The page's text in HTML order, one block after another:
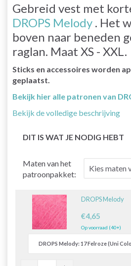
Gebreid vest met
DROPS Melody . Het
boven naar beneden
raglan. Maat XS - XXL.
Sticks en accessoires worden
geplaatst.
Bekijk hier alle patronen van
Bekijk de volledige beschrijving
DIT IS WAT JE NODIG HEBT
Maten van het
patroonpakket:
DROPS Melody
€4,65
Op voorraad (40+)